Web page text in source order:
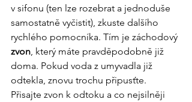
v sifonu (ten lze rozebrat a jednoduše
samostatně vyčistit), zkuste dalšího
rychlého pomocníka. Tím je záchodový
zvon , který máte pravděpodobně již
doma. Pokud voda z umyvadla již
odtekla, znovu trochu připusťte.
Přisajte zvon k odtoku a co nejsilněji